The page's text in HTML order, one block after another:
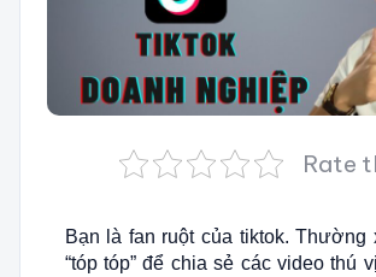
Rate
Bạn là fan ruột của tiktok. Thường
“tóp tóp” để chia sẻ các video thú